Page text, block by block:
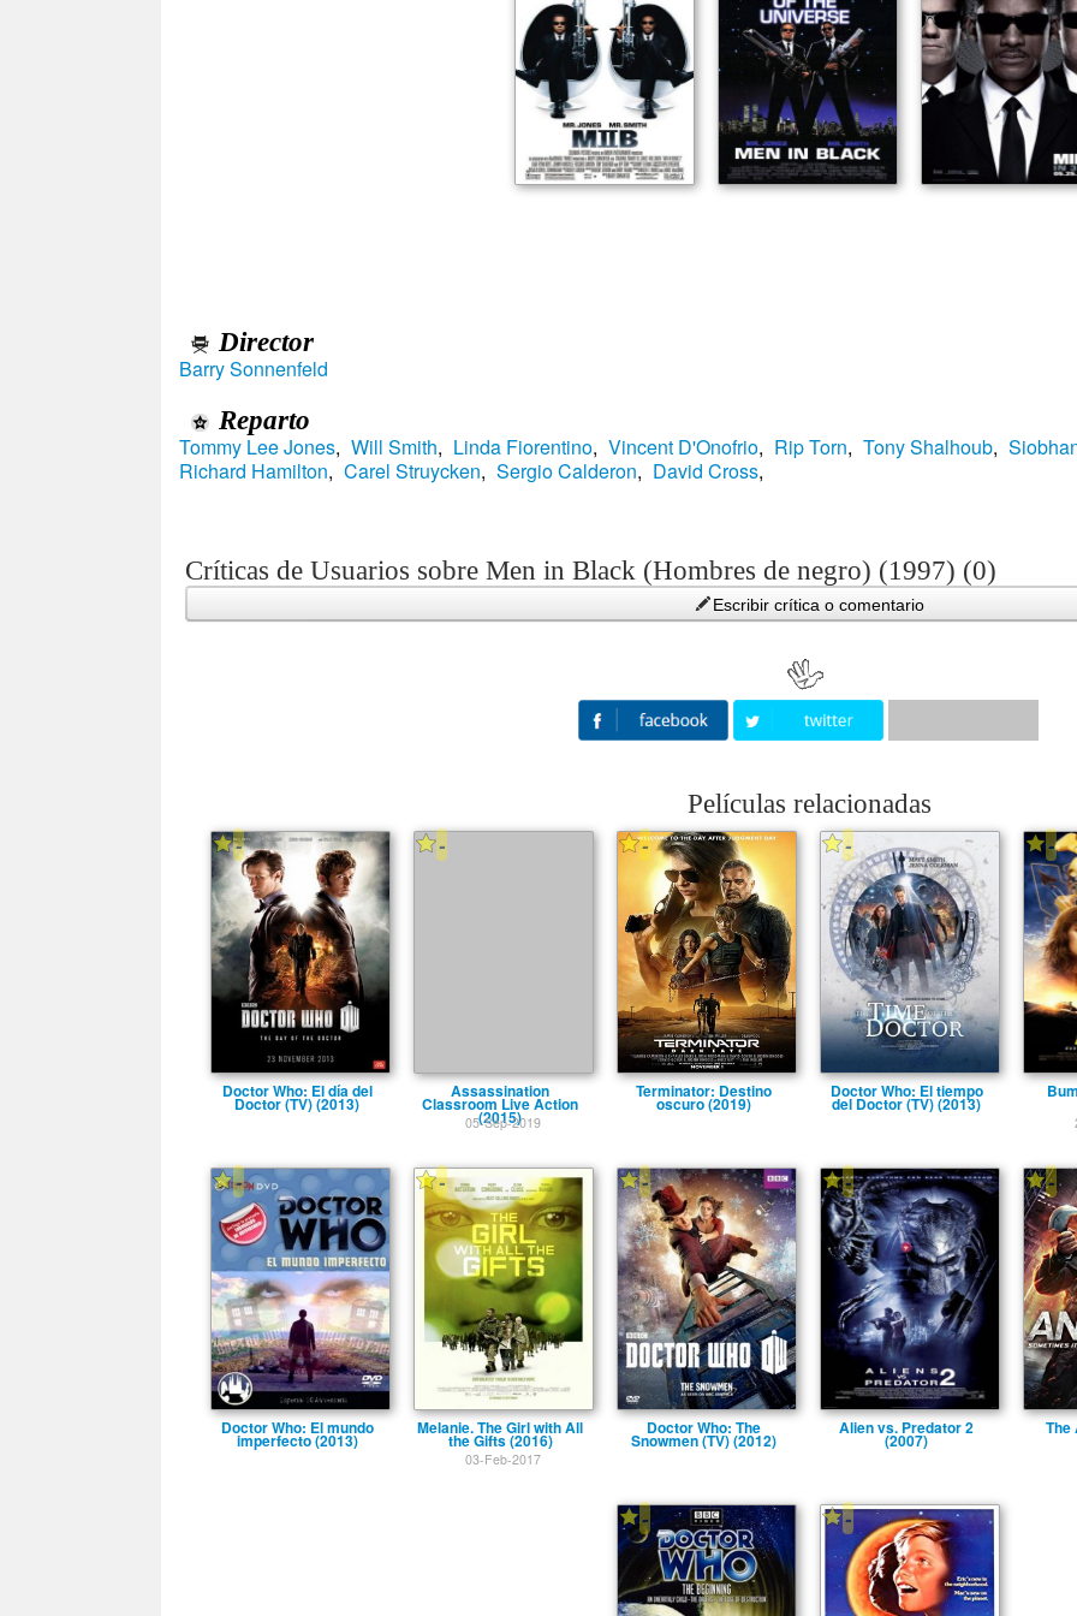
Director
Barry Sonnenfeld
Reparto
Tommy Lee Jones, Will Smith, Linda Fiorentino, Vincent D'Onofrio, Rip Torn, Tony Shalhoub,
Richard Hamilton, Carel Struycken, Sergio Calderon, David Cross,
Críticas de Usuarios sobre Men in Black (Hombres de negro) (1997) (0)
Escribir crítica o comentario
Películas relacionadas
-
Doctor Who: El dí­a del
Doctor (TV) (2013)
-
Assassination
Classroom Live Action
(2015)
05-Sep-2019
-
Terminator: Destino
oscuro (2019)
-
Doctor Who: El tiempo
del Doctor (TV) (2013)
-
-
Doctor Who: El mundo
imperfecto (2013)
-
Melanie. The Girl with All
the Gifts (2016)
03-Feb-2017
-
Doctor Who: The
Snowmen (TV) (2012)
-
Alien vs. Predator 2
(2007)
-
The
- -